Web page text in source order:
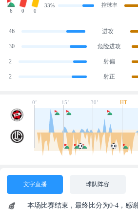
6 0 0
33% 控球率
46 进攻
30 危险进攻
2 射偏
2 射正
0’ 15’ 30’ HT
文字直播 球队阵容
本场比赛结束，最终比分为0-4，感